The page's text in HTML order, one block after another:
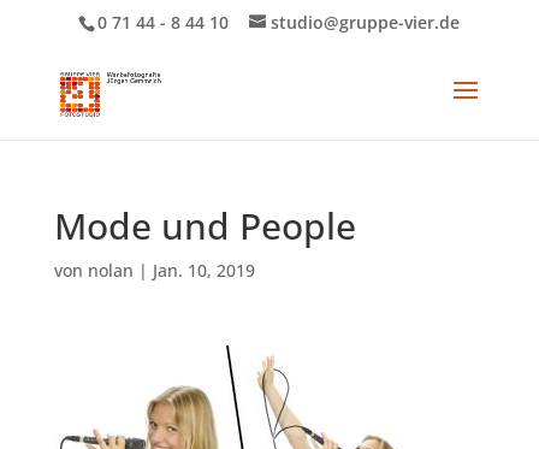
0 71 44 - 8 44 10 studio@gruppe-vier.de
Mode und People
von nolan | Jan. 10, 2019